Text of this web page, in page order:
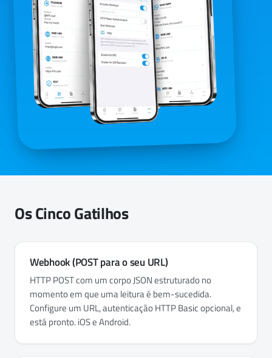
Os Cinco Gatilhos
Webhook (POST para o seu URL)
HTTP POST com um corpo JSON estruturado no
momento em que uma leitura é bem-sucedida.
Configure um URL, autenticação HTTP Basic opcional, e
está pronto. iOS e Android.